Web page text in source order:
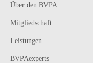
Über den BVPA
Mitgliedschaft
Leistungen
BVPAexperts